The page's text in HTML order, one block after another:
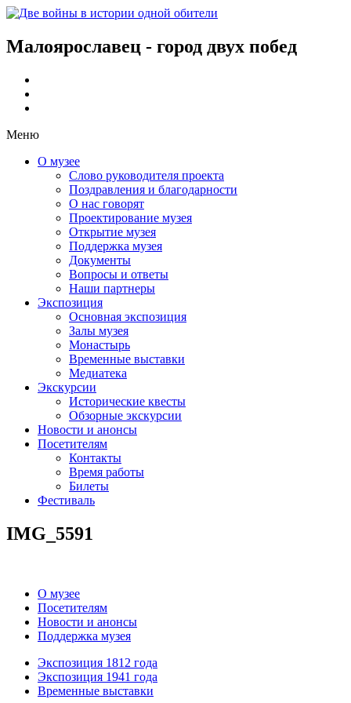
Малоярославец - город двух побед
Меню
О музее
Слово руководителя проекта
Поздравления и благодарности
О нас говорят
Проектирование музея
Открытие музея
Поддержка музея
Документы
Вопросы и ответы
Наши партнеры
Экспозиция
Основная экспозиция
Залы музея
Монастырь
Временные выставки
Медиатека
Экскурсии
Исторические квесты
Обзорные экскурсии
Новости и анонсы
Посетителям
Контакты
Время работы
Билеты
Фестиваль
IMG_5591
О музее
Посетителям
Новости и анонсы
Поддержка музея
Экспозиция 1812 года
Экспозиция 1941 года
Временные выставки